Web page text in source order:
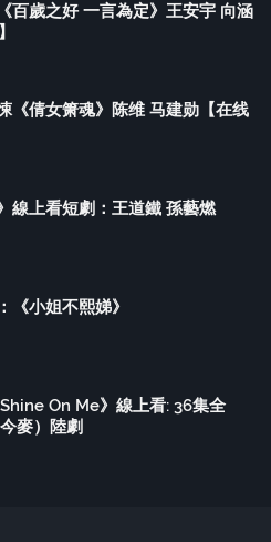
百歲之好 一言為定》王安宇 向涵
《倩女箫魂》陈维 马建勋【在线
線上看短劇：王道鐵 孫藝燃
《小姐不熙娣》
Shine On Me》線上看: 36集全
麥）陸劇